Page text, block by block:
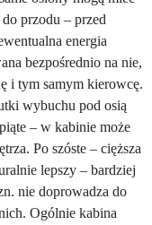
przodu – przed
energia
bezpośrednio na nie,
i tym samym kierowcę.
wybuchu pod osią
– w kabinie może
Po szóste – cięższa
lepszy – bardziej
nie doprowadza do
Ogólnie kabina